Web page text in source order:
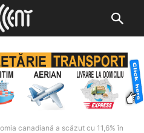
canadiană a scăzut cu 11,6% în